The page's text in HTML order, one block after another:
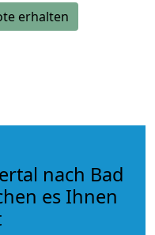
erhalten
nach Bad
es Ihnen